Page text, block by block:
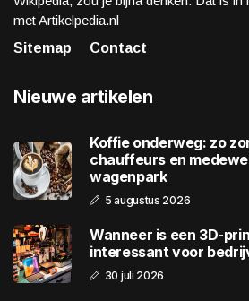
met Artikelpedia.nl
Sitemap
Contact
Nieuwe artikelen
Koffie onderweg: zo
chauffeurs en
wagenpark
5 augustus 2026
Wanneer is een 3D-
interessant voor
30 juli 2026